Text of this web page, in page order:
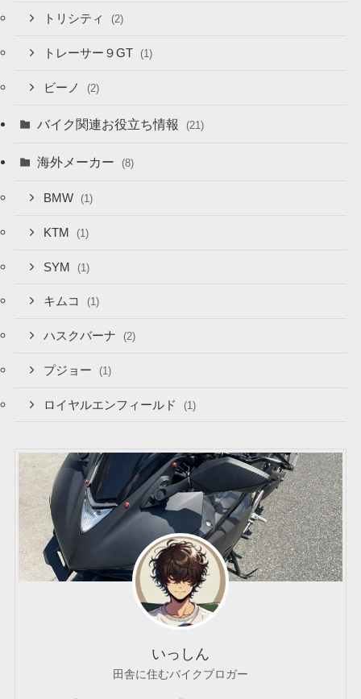
トリシティ (2)
トレーサー９GT (1)
ビーノ (2)
バイク関連お役立ち情報 (21)
海外メーカー (8)
BMW (1)
KTM (1)
SYM (1)
キムコ (1)
ハスクバーナ (2)
プジョー (1)
ロイヤルエンフィールド (1)
いっしん
田舎に住むバイクブロガー